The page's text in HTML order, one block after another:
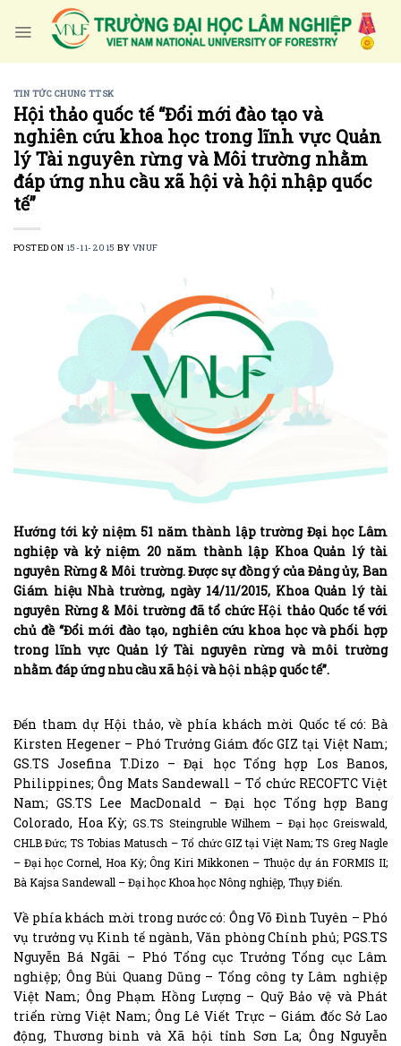
TIN TỨC CHUNG TTSK
Hội thảo quốc tế “Đổi mới đào tạo và
nghiên cứu khoa học trong lĩnh vực Quản
lý Tài nguyên rừng và Môi trường nhằm
đáp ứng nhu cầu xã hội và hội nhập quốc
tế”
POSTED ON 15-11-2015 BY VNUF
Hướng tới kỷ niệm 51 năm thành lập trường Đại học Lâm
nghiệp và kỷ niệm 20 năm thành lập Khoa Quản lý tài
nguyên Rừng & Môi trường. Được sự đồng ý của Đảng ủy, Ban
Giám hiệu Nhà trường, ngày 14/11/2015, Khoa Quản lý tài
nguyên Rừng & Môi trường đã tổ chức Hội thảo Quốc tế với
chủ đề “Đổi mới đào tạo, nghiên cứu khoa học và phối hợp
trong lĩnh vực Quản lý Tài nguyên rừng và môi trường
nhằm đáp ứng nhu cầu xã hội và hội nhập quốc tế”.
Đến tham dự Hội thảo, về phía khách mời Quốc tế có: Bà
Kirsten Hegener – Phó Trưởng Giám đốc GIZ tại Việt Nam;
GS.TS Josefina T.Dizo – Đại học Tổng hợp Los Banos,
Philippines; Ông Mats Sandewall – Tổ chức RECOFTC Việt
Nam; GS.TS Lee MacDonald – Đại học Tổng hợp Bang
Colorado, Hoa Kỳ; GS.TS Steingruble Wilhem – Đại học Greiswald,
CHLB Đức; TS Tobias Matusch – Tổ chức GIZ tại Việt Nam; TS Greg Nagle
– Đại học Cornel, Hoa Kỳ; Ông Kiri Mikkonen – Thuộc dự án FORMIS II;
Bà Kajsa Sandewall – Đại học Khoa học Nông nghiệp, Thụy Điển.
Về phía khách mời trong nước có: Ông Võ Đình Tuyên – Phó
vụ trưởng vụ Kinh tế ngành, Văn phòng Chính phủ; PGS.TS
Nguyễn Bá Ngãi – Phó Tổng cục Trưởng Tổng cục Lâm
nghiệp; Ông Bùi Quang Dũng – Tổng công ty Lâm nghiệp
Việt Nam; Ông Phạm Hồng Lượng – Quỹ Bảo vệ và Phát
triển rừng Việt Nam; Ông Lê Viết Trực – Giám đốc Sở Lao
động, Thương binh và Xã hội tỉnh Sơn La; Ông Nguyễn